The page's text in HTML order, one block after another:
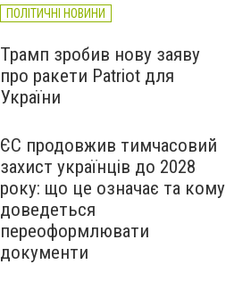
ПОЛІТИЧНІ НОВИНИ
Трамп зробив нову заяву
про ракети Patriot для
України
ЄС продовжив тимчасовий
захист українців до 2028
року: що це означає та кому
доведеться
переоформлювати
документи